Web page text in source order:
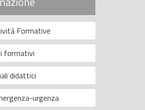
Formative
formativi
didattici
urgenza